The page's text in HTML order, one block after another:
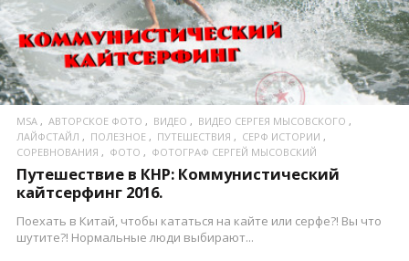
MSA АВТОРСКОЕ ФОТО ВИДЕО
ВИДЕО СЕРГЕЯ МЫСОВСКОГО
ЛАЙФСТАЙЛ
ПОЛЕЗНОЕ ПУТЕШЕСТВИЯ
СЕРФ ИСТОРИИ
СОРЕВНОВАНИЯ
ФОТО ФОТОГРАФ СЕРГЕЙ МЫСОВСКИЙ
Путешествие в КНР: Коммунистический
кайтсерфинг 2016.
Поехать в Китай, чтобы кататься на кайте или серфе?! Вы что
шутите?! Нормальные люди выбирают...